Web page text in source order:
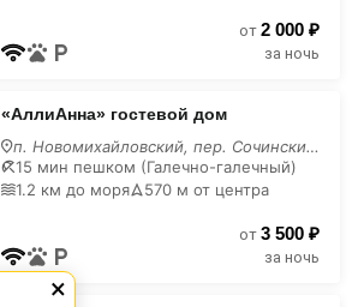
от 2 000 ₽
за ночь
«АллиАнна» гостевой дом
п. Новомихайловский, пер. Сочинский, 2
15 мин пешком (Галечно-галечный)
1.2 км до моря
570 м от центра
от 3 500 ₽
за ночь
×